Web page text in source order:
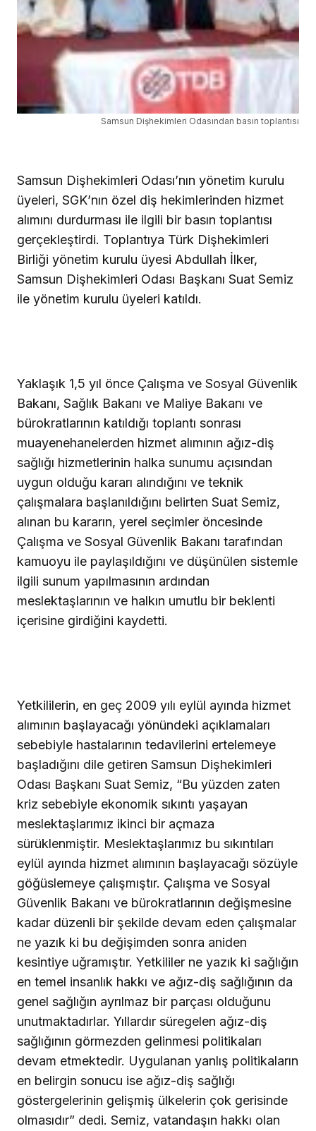
Samsun Dişhekimleri Odasından basın toplantısı
Samsun Dişhekimleri Odası’nın yönetim kurulu
üyeleri, SGK’nın özel diş hekimlerinden hizmet
alımını durdurması ile ilgili bir basın toplantısı
gerçekleştirdi. Toplantıya Türk Dişhekimleri
Birliği yönetim kurulu üyesi Abdullah İlker,
Samsun Dişhekimleri Odası Başkanı Suat Semiz
ile yönetim kurulu üyeleri katıldı.
Yaklaşık 1,5 yıl önce Çalışma ve Sosyal Güvenlik
Bakanı, Sağlık Bakanı ve Maliye Bakanı ve
bürokratlarının katıldığı toplantı sonrası
muayenehanelerden hizmet alımının ağız-diş
sağlığı hizmetlerinin halka sunumu açısından
uygun olduğu kararı alındığını ve teknik
çalışmalara başlanıldığını belirten Suat Semiz,
alınan bu kararın, yerel seçimler öncesinde
Çalışma ve Sosyal Güvenlik Bakanı tarafından
kamuoyu ile paylaşıldığını ve düşünülen sistemle
ilgili sunum yapılmasının ardından
meslektaşlarının ve halkın umutlu bir beklenti
içerisine girdiğini kaydetti.
Yetkililerin, en geç 2009 yılı eylül ayında hizmet
alımının başlayacağı yönündeki açıklamaları
sebebiyle hastalarının tedavilerini ertelemeye
başladığını dile getiren Samsun Dişhekimleri
Odası Başkanı Suat Semiz, “Bu yüzden zaten
kriz sebebiyle ekonomik sıkıntı yaşayan
meslektaşlarımız ikinci bir açmaza
sürüklenmiştir. Meslektaşlarımız bu sıkıntıları
eylül ayında hizmet alımının başlayacağı sözüyle
göğüslemeye çalışmıştır. Çalışma ve Sosyal
Güvenlik Bakanı ve bürokratlarının değişmesine
kadar düzenli bir şekilde devam eden çalışmalar
ne yazık ki bu değişimden sonra aniden
kesintiye uğramıştır. Yetkililer ne yazık ki sağlığın
en temel insanlık hakkı ve ağız-diş sağlığının da
genel sağlığın ayrılmaz bir parçası olduğunu
unutmaktadırlar. Yıllardır süregelen ağız-diş
sağlığının görmezden gelinmesi politikaları
devam etmektedir. Uygulanan yanlış politikaların
en belirgin sonucu ise ağız-diş sağlığı
göstergelerinin gelişmiş ülkelerin çok gerisinde
olmasıdır” dedi. Semiz, vatandaşın hakkı olan